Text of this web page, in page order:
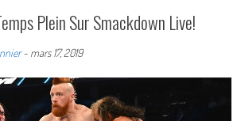
Plein Sur Smackdown Live!
- mars 17, 2019